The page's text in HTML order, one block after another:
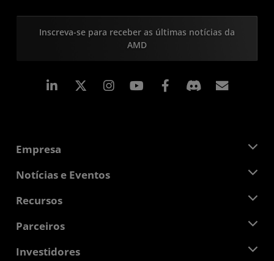
Inscreva-se para receber as últimas notícias da
AMD
Linkedin Instagram Facebook
Empresa
Sobre a AMD
Responsibilidade Corporativa
Oportunidades de Emprego
Contato AMD
Notícias e Eventos
Sala de Imprensa
Bibliotecas de Mídias
Recursos
Central do desenvolvedor
Estudos de caso
Parceiros
AMD Partner Hub
Investidores